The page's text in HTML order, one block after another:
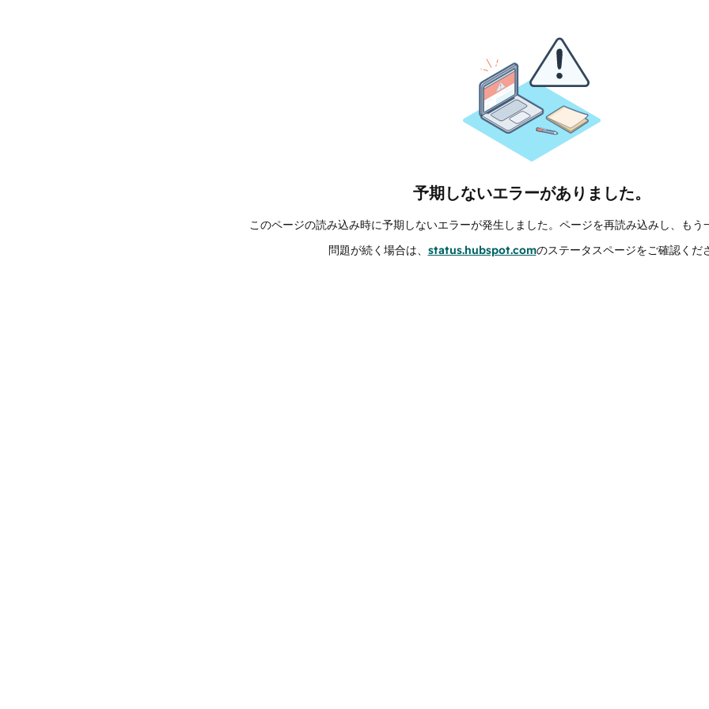
予期しないエラーがありました。
このページの読み込み時に予期しないエラーが発生しました。ページを再読み込みし、もう
問題が続く場合は、 status.hubspot.comのステータスページをご確認くだ